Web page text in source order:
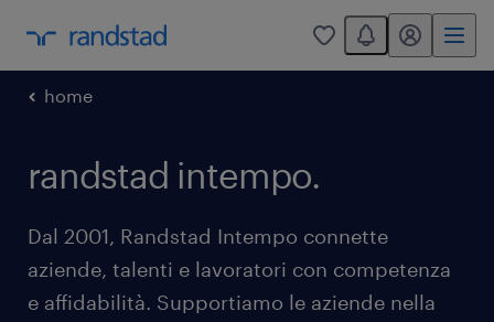
0
You have 0
my randstad
home
randstad intempo.
Dal 2001, Randstad Intempo connette
aziende, talenti e lavoratori con competenza
e affidabilità. Supportiamo le aziende nella